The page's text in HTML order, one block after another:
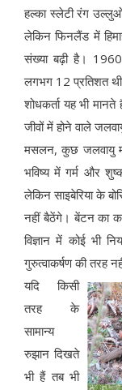
हल्का स्लेटी रंग
लेकिन फिनलैंड में
संख्या बढ़ी है।
लगभग 12 प्रतिशत
शोधकर्ता यह भी मानते
जीवों में होने वाले
मसलन, कुछ जलवायु
भविष्य में गर्म और
लेकिन साइबेरिया के
नहीं बैठेंगे। बेंटन का
विज्ञान में कोई भी
गुरुत्वाकर्षण की तरह
यदि किसी
तरह के
सामान्य
रुझान दिखते
भी हैं तब भी